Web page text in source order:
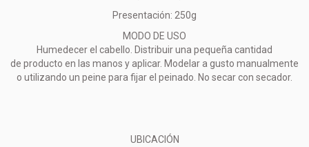
Presentación: 250g
MODO DE USO
Humedecer el cabello. Distribuir una pequeña cantidad
de producto en las manos y aplicar. Modelar a gusto manualmente
o utilizando un peine para fijar el peinado. No secar con secador.
UBICACIÓN